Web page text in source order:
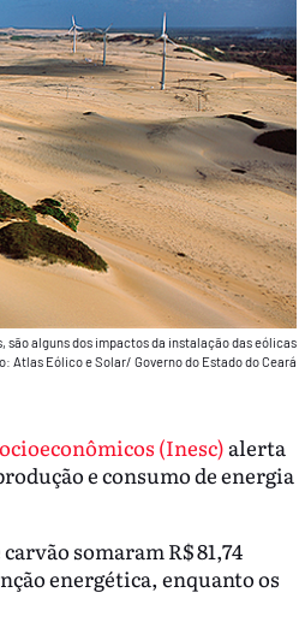
alguns dos impactos da instalação das eólicas
Atlas Eólico e Solar/ Governo do Estado do Ceará
(Inesc) alerta
e consumo de energia
somaram R$ 81,74
energética, enquanto os